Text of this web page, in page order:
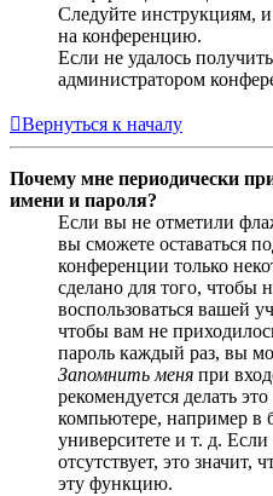
Следуйте инструкциям,
на конференцию.
Если не удалось
администратором
Вернуться к началу
Почему мне периодически
имени и пароля?
Если вы не отметили
вы сможете оставаться
конференции только
сделано для того, чтобы
воспользоваться вашей
чтобы вам не
пароль каждый раз, вы
Запомнить меня при
рекомендуется делать
компьютере, например в
университете и т. д.
отсутствует, это значит,
эту функцию.